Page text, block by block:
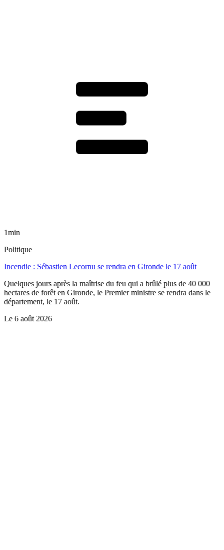
1min
Politique
Incendie : Sébastien Lecornu se rendra en Gironde le 17 août
Quelques jours après la maîtrise du feu qui a brûlé plus de 40 000
hectares de forêt en Gironde, le Premier ministre se rendra dans le
département, le 17 août.
Le 6 août 2026